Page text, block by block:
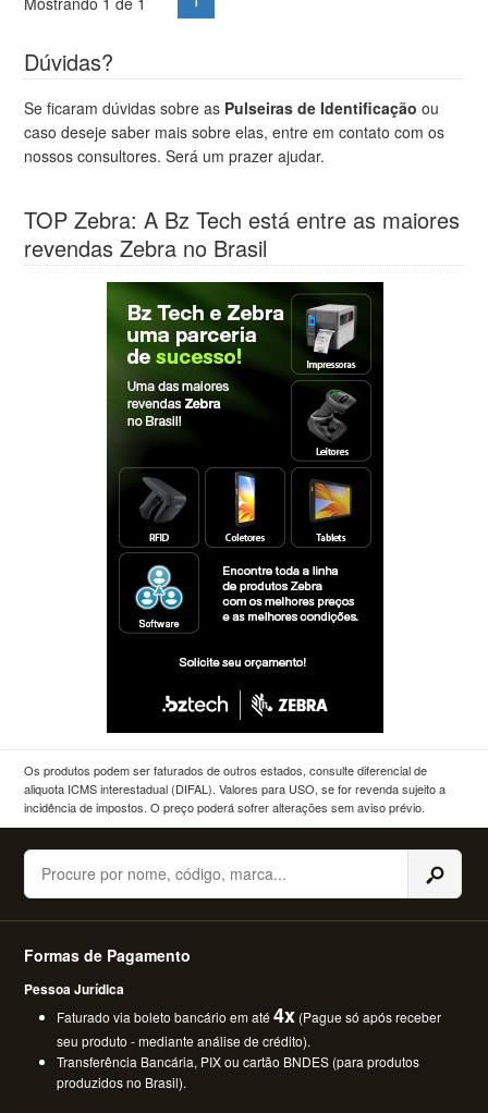
Dúvidas?
Se ficaram dúvidas sobre as Pulseiras de Identificação ou
caso deseje saber mais sobre elas, entre em contato com os
nossos consultores. Será um prazer ajudar.
TOP Zebra: A Bz Tech está entre as maiores
revendas Zebra no Brasil
Os produtos podem ser faturados de outros estados, consulte diferencial de
aliquota ICMS interestadual (DIFAL). Valores para USO, se for revenda sujeito a
incidência de impostos. O preço poderá sofrer alterações sem aviso prévio.
Buscar
Formas de Pagamento
Pessoa Jurídica
Faturado via boleto bancário em até4x (Pague só após receber
seu produto - mediante análise de crédito).
Transferência Bancária, PIX ou cartão BNDES (para produtos
produzidos no Brasil).